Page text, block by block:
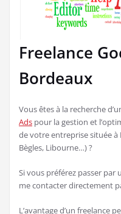
Freelance
Bordeaux
Vous êtes à la recherche
Ads pour la gestion et
de votre entreprise située à
Bègles, Libourne…) ?
Si vous préférez passer
me contacter directement
L’avantage d’un freelance